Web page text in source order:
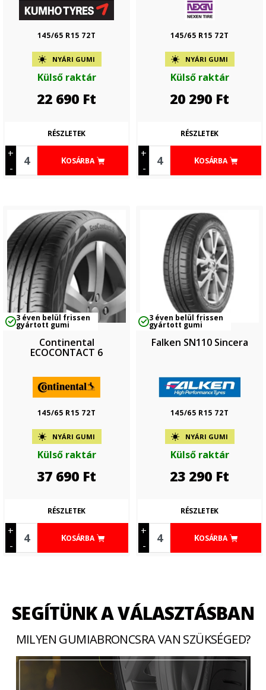
145/65 R15 72T
NYÁRI GUMI
Külső raktár
22 690 Ft
+
-
KOSÁRBA
RÉSZLETEK
145/65 R15 72T
NYÁRI GUMI
Külső raktár
20 290 Ft
+
-
KOSÁRBA
RÉSZLETEK
3 éven belül frissen
gyártott gumi
Continental
ECOCONTACT 6
145/65 R15 72T
NYÁRI GUMI
Külső raktár
37 690 Ft
+
-
KOSÁRBA
RÉSZLETEK
3 éven belül frissen
gyártott gumi
Falken SN110 Sincera
145/65 R15 72T
NYÁRI GUMI
Külső raktár
23 290 Ft
+
-
KOSÁRBA
RÉSZLETEK
SEGÍTÜNK A VÁLASZTÁSBAN
MILYEN GUMIABRONCSRA VAN SZÜKSÉGED?